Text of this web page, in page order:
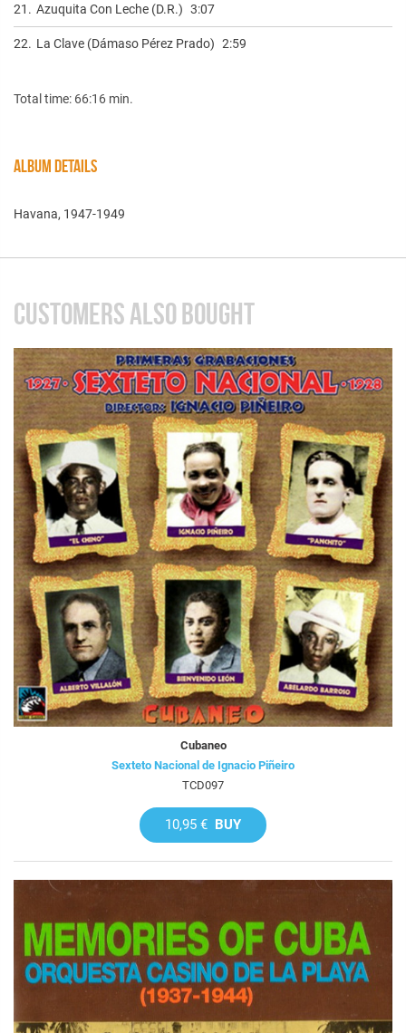
21. Azuquita Con Leche (D.R.) 3:07
22. La Clave (Dámaso Pérez Prado) 2:59
Total time: 66:16 min.
ALBUM DETAILS
Havana, 1947-1949
CUSTOMERS ALSO BOUGHT
Cubaneo
Sexteto Nacional de Ignacio Piñeiro
TCD097
10,95 € BUY